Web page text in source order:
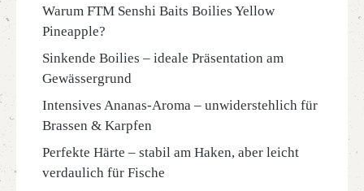
Warum FTM Senshi Baits Boilies Yellow
Pineapple?
Sinkende Boilies – ideale Präsentation am
Gewässergrund
Intensives Ananas-Aroma – unwiderstehlich für
Brassen & Karpfen
Perfekte Härte – stabil am Haken, aber leicht
verdaulich für Fische